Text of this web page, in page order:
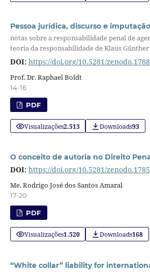
Pessoa jurídica, discurso e imputação
notas sobre a responsabilidade penal de
teoria da responsabilidade de Klaus Günther
DOI: https://doi.org/10.5281/
Prof. Dr. Raphael Boldt
14-16
PDF
Visualizações2.513 Downloads93
O conceito de autoria no Direito
DOI: https://doi.org/10.5281/
Me. Rodrigo José dos Santos Amaral
17-20
PDF
Visualizações1.520 Downloads168
“White collar” liability for